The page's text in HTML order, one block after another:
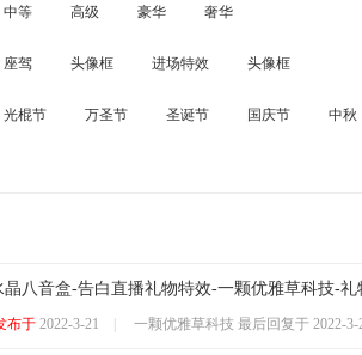
中等 高级 豪华 奢华
座驾 头像框 进场特效 头像框
光棍节 万圣节 圣诞节 国庆节 中秋
晶八音盒-告白直播礼物特效-一颗优雅草科技-
布于 2022-3-21 一颗优雅草科技 最后回复于 2022-3-